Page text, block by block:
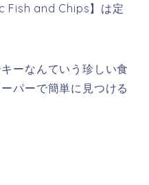
Fish and Chips】は定
ーなんていう珍しい食
パーで簡単に見つける